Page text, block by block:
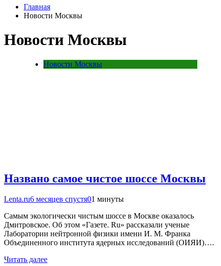
Главная
Новости Москвы
Новости Москвы
Новости Москвы
Названо самое чистое шоссе Москвы
Lenta.ru6 месяцев спустя01 минуты
Самым экологически чистым шоссе в Москве оказалось
Дмитровское. Об этом «Газете. Ru» рассказали ученые
Лаборатории нейтронной физики имени И. М. Франка
Объединенного института ядерных исследований (ОИЯИ)….
Читать далее